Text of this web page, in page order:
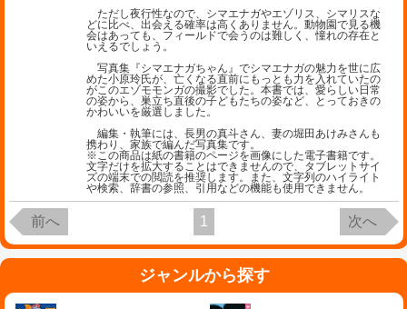
ただし夜行性なので、シマエナガやエゾリス、シマリスな
どに比べ、出会える確率は高くありません。動物園で見る機
会はあっても、フィールドで会うのは難しく、憧れの存在と
いえるでしょう。
写真集『シマエナガちゃん』でシマエナガの魅力を世に広
めた小原玲氏が、亡くなる直前にもっとも力を入れていたの
がこのエゾモモンガの撮影でした。本書では、愛らしい日常
の姿から、巣立ち直後の子どもたちの姿など、とっておきの
かわいいを厳選しました。
編集・執筆には、長男の真斗さん、妻の堀田あけみさんも
携わり、家族で編んだ写真集です。
※この商品は紙の書籍のページを画像にした電子書籍です。
文字だけを拡大することはできませんので、タブレットサイ
ズの端末での閲読を推奨します。また、文字列のハイライト
や検索、辞書の参照、引用などの機能も使用できません。
前へ 1 次へ
ジャンルから探す